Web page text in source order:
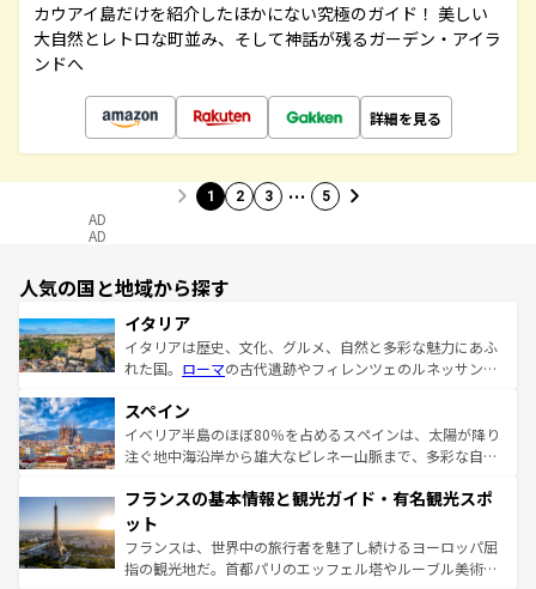
カウアイ島だけを紹介したほかにない究極のガイド！ 美しい
大自然とレトロな町並み、そして神話が残るガーデン・アイラ
ンドへ
詳細を見る
1 2 3 … 5
AD
AD
人気の国と地域から探す
イタリア
イタリアは歴史、文化、グルメ、自然と多彩な魅力にあふ
れた国。 ローマの古代遺跡やフィレンツェのルネッサンス
ろん、トスカーナの美しい田園風景やアマルフィ海岸の絶
景など、自然景観も見逃せない。観光の合間には、本場の
ピザやパスタなど、絶品のイタリア料理を堪能することも
ませてくれるイタリアで、忘れられない旅をしてみよう！
なお、新着のイタリア情報は
しい。
スペイン
イベリア半島のほぼ80％を占めるスペインは、太陽が降り
注ぐ地中海沿岸から雄大なピレネー山脈まで、多彩な自然
文化が根付くこの国では、情熱的なフラメンコ、熱気あふ
れる闘牛、そして美味しいタパスが生活の一部となってい
る。首都マドリードの洗練された雰囲気や、バルセロナの
アートに溢れた街角から、地方では古代ローマ遺跡や中世
フランスの基本情報と観光ガイド・有名観光スポ
ット
フランスは、世界中の旅行者を魅了し続けるヨーロッパ屈
指の観光地だ。首都パリのエッフェル塔やルーブル美術館